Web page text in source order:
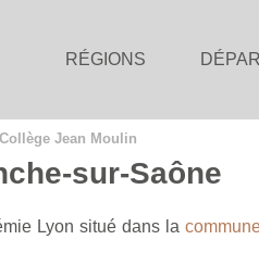
RÉGIONS
Collège Jean Moulin
sur-Saône
Lyon situé dans la